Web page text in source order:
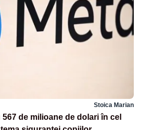
Stoica Marian
de milioane de dolari în cel